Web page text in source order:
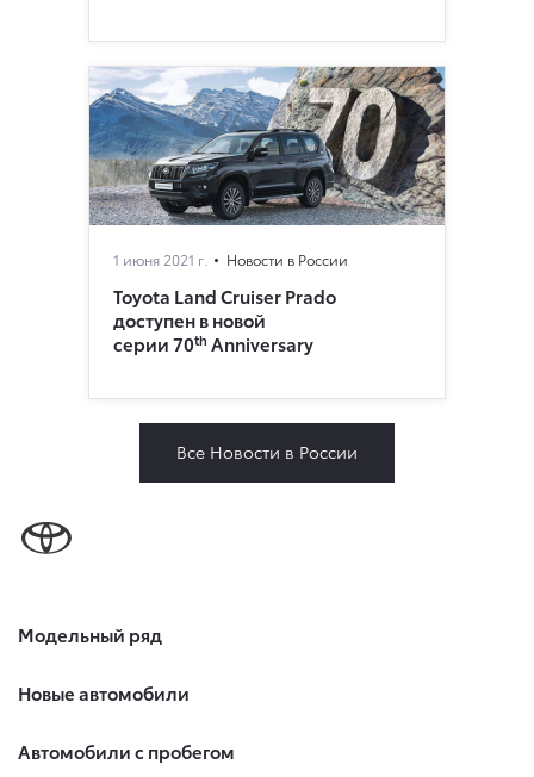
1 июня 2021 г. Новости в России
Toyota Land Cruiser Prado
доступен в новой
серии 70th Anniversary
Все Новости в России
Модельный ряд
Новые автомобили
Автомобили с пробегом